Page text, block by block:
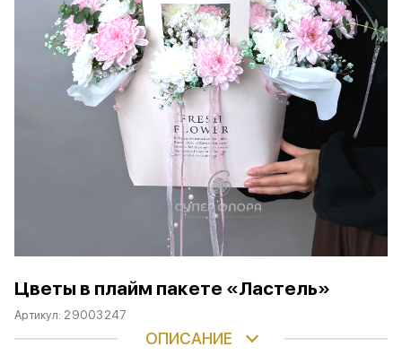
Цветы в плайм пакете «Ластель»
Артикул: 29003247
ОПИСАНИЕ